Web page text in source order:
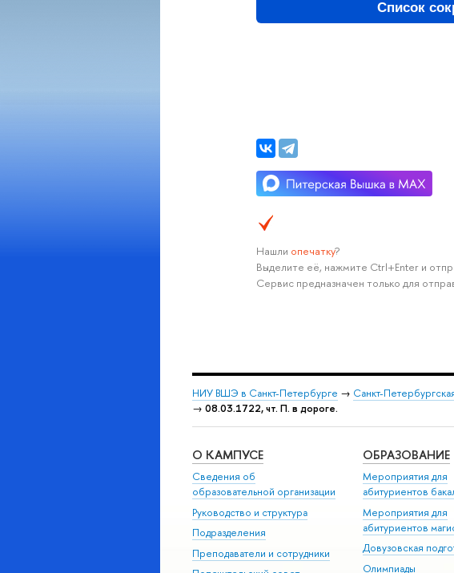
Список
Нашли опечатку?
Выделите её, нажмите Ctrl+Enter и
Сервис предназначен только для
НИУ ВШЭ в Санкт-Петербурге → Санкт-
→ 08.03.1722, чт. П. в дороге.
О КАМПУСЕ
Сведения об
образовательной организации
Руководство и структура
Подразделения
Преподаватели и сотрудники
ОБРАЗОВАНИЕ
Мероприятия для
абитуриентов
Мероприятия для
абитуриентов
Довузовская
Олимпиады